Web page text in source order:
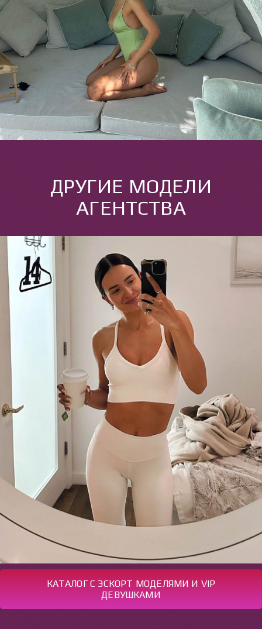
ДРУГИЕ МОДЕЛИ
АГЕНТСТВА
КАТАЛОГ С ЭСКОРТ МОДЕЛЯМИ И VIP
ДЕВУШКАМИ